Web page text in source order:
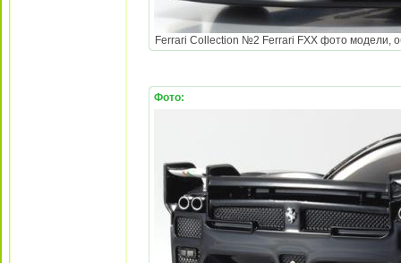
Ferrari Collection №2 Ferrari FXX фото модели,
Фото: